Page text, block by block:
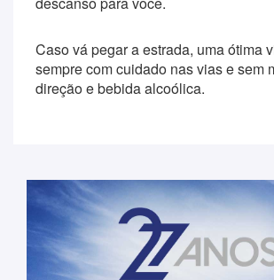
Caso vá pegar a estrada, uma ótima
sempre com cuidado nas vias e sem
direção e bebida alcoólica.